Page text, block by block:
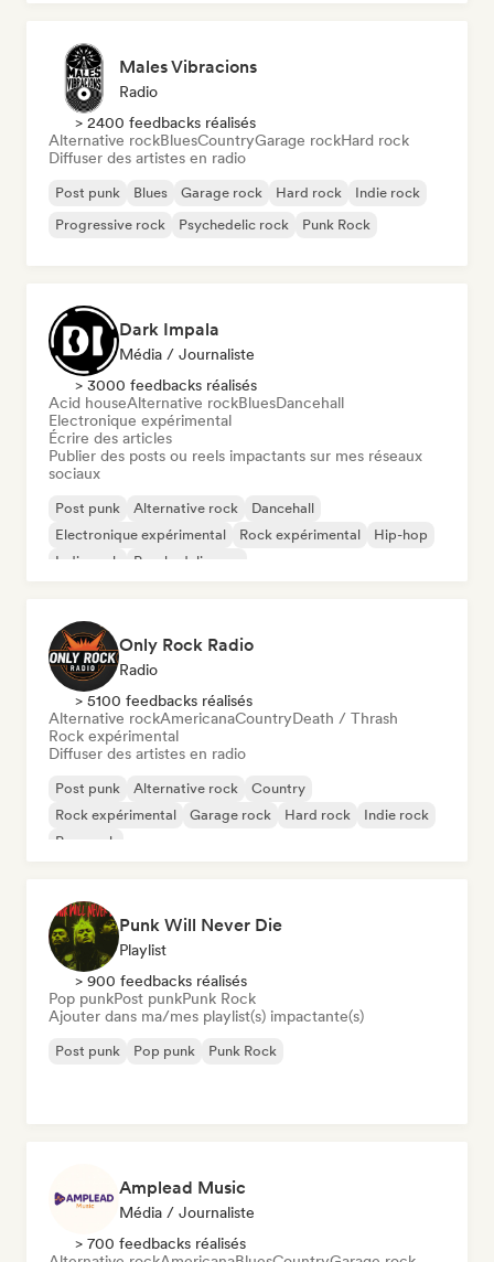
Males Vibracions
Radio
> 2400 feedbacks réalisés
Alternative rockBluesCountryGarage rockHard rock
Diffuser des artistes en radio
Post punk Blues Garage rock Hard rock
Indie rock
Progressive rock
Psychedelic rock Punk Rock
Dark Impala
Média / Journaliste
> 3000 feedbacks réalisés
Acid houseAlternative rockBluesDancehall
Electronique expérimental
Écrire des articles
Publier des posts ou reels impactants sur mes réseaux
sociaux
Post punk Alternative rock
Dancehall
Electronique expérimental
Rock expérimental
Hip-hop
Indie rock
Psychedelic pop
Only Rock Radio
Radio
> 5100 feedbacks réalisés
Alternative rockAmericanaCountryDeath / Thrash
Rock expérimental
Diffuser des artistes en radio
Post punk Alternative rock
Country
Rock expérimental
Garage rock Hard rock
Indie rock
Pop punk
Punk Will Never Die
Playlist
> 900 feedbacks réalisés
Pop punkPost punkPunk Rock
Ajouter dans ma/mes playlist(s) impactante(s)
Post punk Pop punk Punk Rock
Amplead Music
Média / Journaliste
> 700 feedbacks réalisés